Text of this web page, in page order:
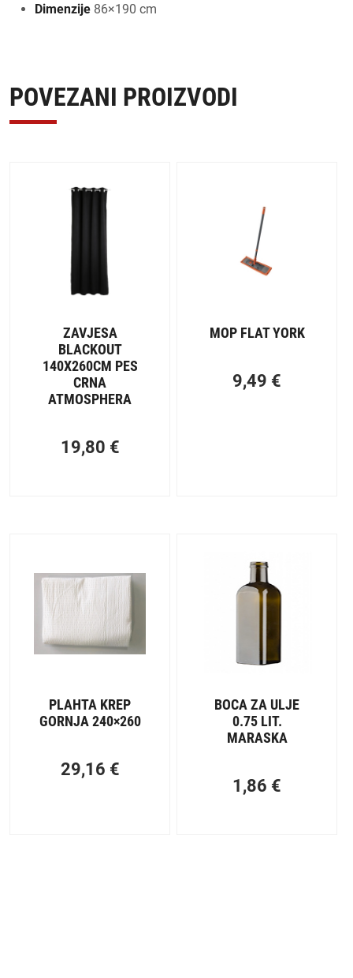
Dimenzije 86×190 cm
POVEZANI PROIZVODI
ZAVJESA
BLACKOUT
140X260CM PES
CRNA
ATMOSPHERA
19,80 €
MOP FLAT YORK
9,49 €
PLAHTA KREP
GORNJA 240×260
29,16 €
BOCA ZA ULJE
0.75 LIT.
MARASKA
1,86 €